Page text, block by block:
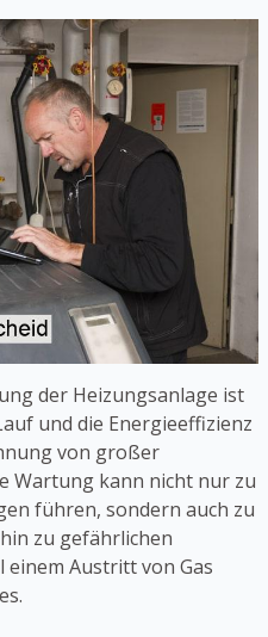
der Heizungsanlage ist
und die Energieeffizienz
von großer
Wartung kann nicht nur zu
führen, sondern auch zu
zu gefährlichen
einem Austritt von Gas